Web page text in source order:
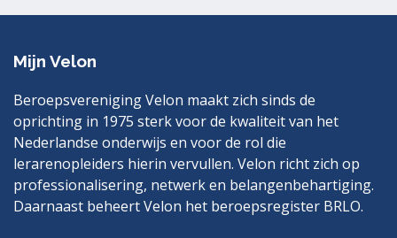
Mijn Velon
Beroepsvereniging Velon maakt zich sinds de
oprichting in 1975 sterk voor de kwaliteit van het
Nederlandse onderwijs en voor de rol die
lerarenopleiders hierin vervullen. Velon richt zich op
professionalisering, netwerk en belangenbehartiging.
Daarnaast beheert Velon het beroepsregister BRLO.